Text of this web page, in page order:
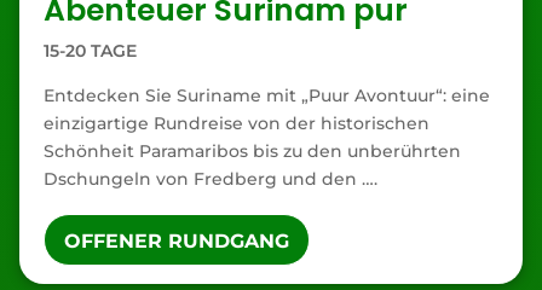
Abenteuer Surinam pur
15-20 TAGE
Entdecken Sie Suriname mit „Puur Avontuur“: eine
einzigartige Rundreise von der historischen
Schönheit Paramaribos bis zu den unberührten
Dschungeln von Fredberg und den ….
OFFENER RUNDGANG